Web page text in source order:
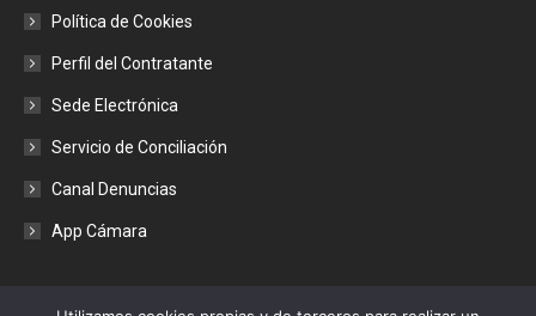
Política de Cookies
Perfil del Contratante
Sede Electrónica
Servicio de Conciliación
Canal Denuncias
App Cámara